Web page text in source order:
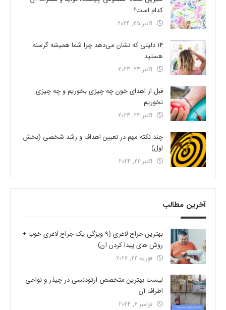
کدام است؟
اکتبر 25, 2024
14 دلیلی که نشان می‌دهد چرا شما همیشه گرسنه
هستید
اکتبر 24, 2024
قبل از اهدای خون چه چیزی بخوریم و چه چیزی
نخوریم
اکتبر 23, 2024
چند نکته مهم در تعیین اهداف و رشد شخصی (بخش
اول)
اکتبر 22, 2024
آخرین مطالب
بهترین جراح لاغری (9 ویژگی یک جراح لاغری خوب +
روش های پیدا کردن آن)
فوریه 22, 2026
لیست بهترین متخصص ارتودنسی در چیذر و نواحی
اطراف آن
نوامبر 6, 2024